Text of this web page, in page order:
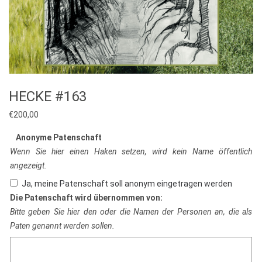
HECKE #163
€200,00
Anonyme Patenschaft
Wenn Sie hier einen Haken setzen, wird kein Name öffentlich
angezeigt.
Ja, meine Patenschaft soll anonym eingetragen werden
Die Patenschaft wird übernommen von:
Bitte geben Sie hier den oder die Namen der Personen an, die als
Paten genannt werden sollen.